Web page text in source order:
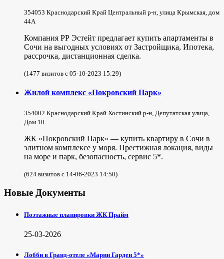
354053 Краснодарский Край Центральный р-н, улица Крымская, дом
44А
Компания РР Эстейт предлагает купить апартаменты в
Сочи на выгодных условиях от Застройщика, Ипотека,
рассрочка, дистанционная сделка.
(1477 визитов с 05-10-2023 15:29)
Жилой комплекс «Покровский Парк»
354002 Краснодарский Край Хостинский р-н, Депутатская улица,
Дом 10
ЖК «Покровский Парк» — купить квартиру в Сочи в
элитном комплексе у моря. Престижная локация, виды
на море и парк, безопасность, сервис 5*.
(624 визитов с 14-06-2023 14:50)
Новые Документы
Поэтажные планировки ЖК Прайм
25-03-2026
Лобби в Гранд-отеле «Марин Гарден 5*»